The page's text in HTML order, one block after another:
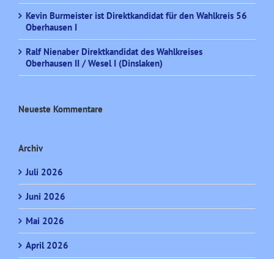
Kevin Burmeister ist Direktkandidat für den Wahlkreis 56
Oberhausen I
Ralf Nienaber Direktkandidat des Wahlkreises
Oberhausen II / Wesel I (Dinslaken)
Neueste Kommentare
Archiv
Juli 2026
Juni 2026
Mai 2026
April 2026